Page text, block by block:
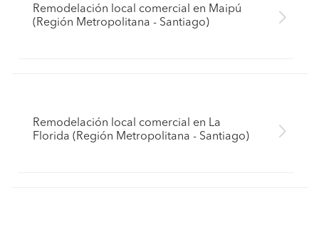
Remodelación local comercial en Maipú
(Región Metropolitana - Santiago)
Remodelación local comercial en La
Florida (Región Metropolitana - Santiago)